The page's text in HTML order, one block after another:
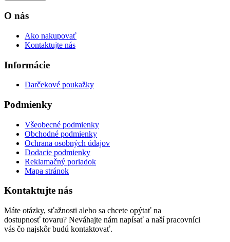
O nás
Ako nakupovať
Kontaktujte nás
Informácie
Darčekové poukažky
Podmienky
Všeobecné podmienky
Obchodné podmienky
Ochrana osobných údajov
Dodacie podmienky
Reklamačný poriadok
Mapa stránok
Kontaktujte nás
Máte otázky, sťažnosti alebo sa chcete opýtať na
dostupnosť tovaru? Neváhajte nám napísať a naší pracovníci
vás čo najskôr budú kontaktovať.